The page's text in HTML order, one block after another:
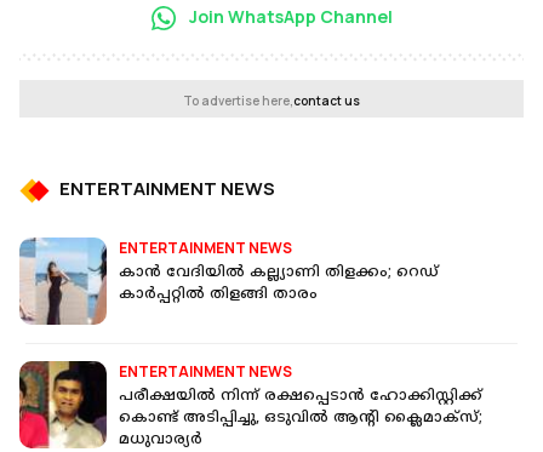
Join WhatsApp Channel
To advertise here,contact us
ENTERTAINMENT NEWS
ENTERTAINMENT NEWS
കാന്‍ വേദിയില്‍ കല്ല്യാണി തിളക്കം; റെഡ്
കാര്‍പ്പറ്റില്‍ തിളങ്ങി താരം
ENTERTAINMENT NEWS
പരീക്ഷയില്‍ നിന്ന് രക്ഷപ്പെടാന്‍ ഹോക്കിസ്റ്റിക്ക്
കൊണ്ട് അടിപ്പിച്ചു, ഒടുവില്‍ ആന്റി ക്ലൈമാക്‌സ്;
മധുവാര്യര്‍